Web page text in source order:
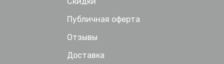
Публичная оферта
Отзывы
Доставка